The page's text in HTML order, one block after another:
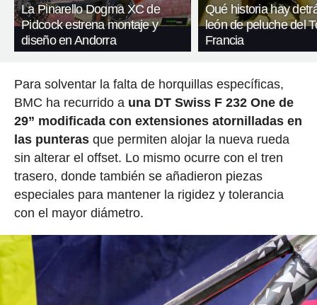
La Pinarello Dogma XC de
Pidcock estrena montaje y
diseño en Andorra
Qué historia hay
león de peluche del
Francia
Para solventar la falta de horquillas específicas,
BMC ha recurrido a una DT Swiss F 232 One de
29” modificada con extensiones atornilladas en
las punterasque permiten alojar la nueva rueda
sin alterar el offset. Lo mismo ocurre con el tren
trasero, donde también se añadieron piezas
especiales para mantener la rigidez y tolerancia
con el mayor diámetro.